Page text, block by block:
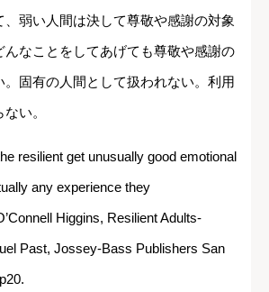
弱い人間は決して尊敬や感謝の対象
んなことをしてあげても尊敬や感謝の
。固有の人間として扱われない。利用
い。
resilient get unusually good emotional
any experience they
Higgins, Resilient Adults-
Past, Jossey-Bass Publishers San